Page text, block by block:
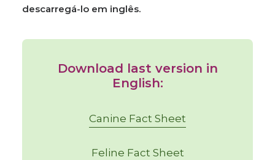
descarregá-lo em inglês.
Download last version in
English:
Canine Fact Sheet
Feline Fact Sheet